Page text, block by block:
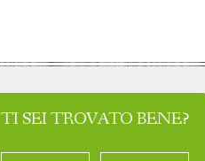
TI SEI TROVATO BENE?